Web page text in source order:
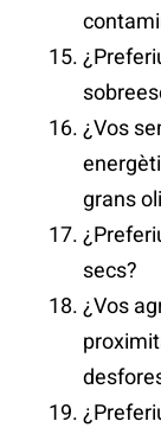
¿Vos
grans
secs?
¿Vos